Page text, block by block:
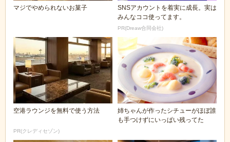
マジでやめられないお菓子
SNSアカウントを着実に成長。実は
みんなココ使ってます。
PR(Dreaw合同会社)
空港ラウンジを無料で使う方法
PR(クレディセゾン)
姉ちゃんが作ったシチューがほぼ誰
も手つけずにいっぱい残ってた